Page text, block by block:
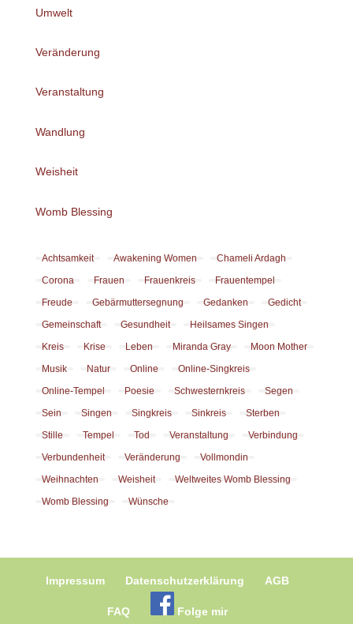
Umwelt
Veränderung
Veranstaltung
Wandlung
Weisheit
Womb Blessing
Achtsamkeit Awakening Women
Chameli Ardagh
Corona
Frauen Frauenkreis
Frauentempel
Freude
Gebärmuttersegnung Gedanken
Gedicht
Gemeinschaft
Gesundheit
Heilsames Singen
Kreis
Krise Leben Miranda Gray
Moon Mother
Musik
Natur Online
Online-Singkreis
Online-Tempel
Poesie Schwesternkreis
Segen
Sein
Singen Singkreis Sinkreis
Sterben
Stille
Tempel Tod Veranstaltung
Verbindung
Verbundenheit
Veränderung
Vollmondin
Weihnachten
Weisheit
Weltweites Womb Blessing
Womb Blessing
Wünsche
Impressum Datenschutzerklärung AGB
FAQ Folge mir